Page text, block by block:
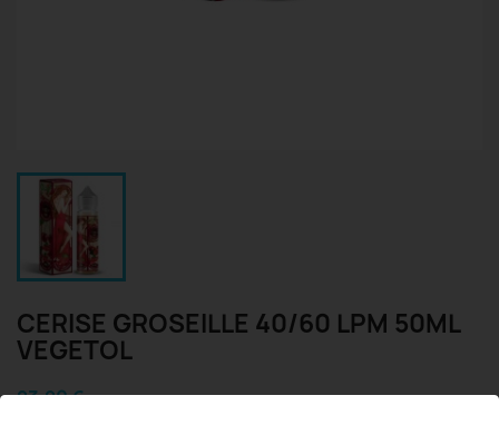
CERISE GROSEILLE 40/60 LPM 50ML
VEGETOL
23,90 €